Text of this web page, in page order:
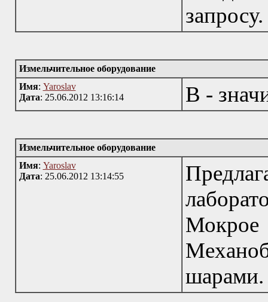
запросу.
Измельчительное оборудование
Имя: Yaroslav
Дата: 25.06.2012 13:16:14 В -
Измельчительное оборудование
Имя: Yaroslav
Дата: 25.06.2012 13:14:55
Мокрое
шарами.